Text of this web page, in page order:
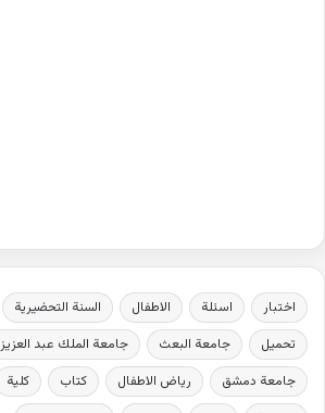
اختبار اسئلة الاطفال السنة التحضيرية
تحميل
جامعة البعث جامعة الملك عبد العزيز
جامعة دمشق
رياض الاطفال كتاب كلية